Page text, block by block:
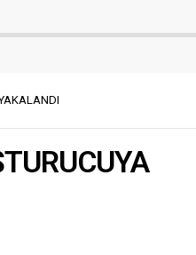
payı bulunmaktadır. Tüm
temennisiyle, başta İslahiyeli